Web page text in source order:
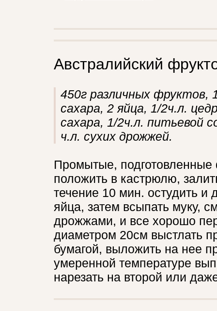
Австралийский
450г различных фруктов,
сахара, 2 яйца, 1/2ч.л.
сахара, 1/2ч.л. питьевой
ч.л. сухих дрожжей.
Промытые,
положить в кастрюлю,
течение 10 мин. остудить и
яйца, затем всыпать муку,
дрожжами, и все хорошо
диаметром 20см выстлать
бумагой, выложить на нее
умеренной температуре
нарезать на второй или